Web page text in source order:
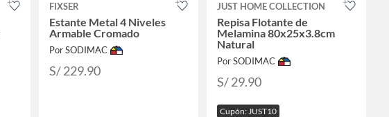
FIXSER
Estante Metal 4 Niveles
Armable Cromado
Por SODIMAC
S/ 229.90
JUST HOME COLLECTION
Repisa Flotante de
Melamina 80x25x3.8cm
Natural
Por SODIMAC
S/ 29.90
Cupón: JUST10